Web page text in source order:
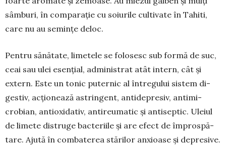
sâm­buri, în comparație cu soiurile cultivate în Tahiti,
care nu au semințe de­loc.
Pentru sănătate, limetele se fo­lo­sesc sub formă de suc,
ceai sau ulei esențial, ad­ministrat atât intern, cât și
extern. Este un tonic puternic al între­gului sistem di­
gestiv, acțio­nează as­tringent, antidepresiv, anti­mi­
crobian, antioxidativ, antireu­matic și antisep­tic. Uleiul
de limete distruge bacte­riile și are efect de împros­pă­
tare. Aju­tă în combaterea stă­rilor anxioase și depresive.